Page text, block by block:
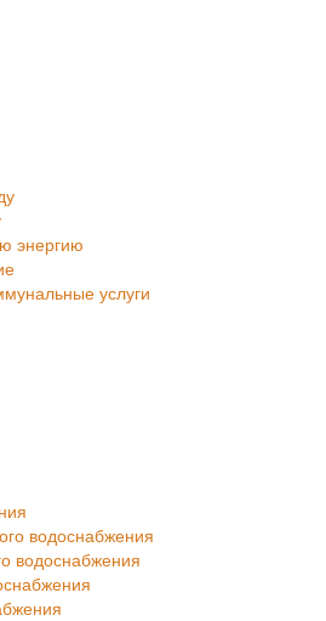
энергию
услуги
водоснабжения
водоснабжения